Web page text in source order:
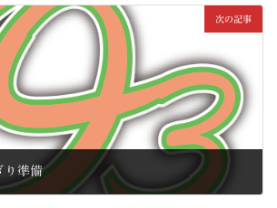
次の記事
り準備